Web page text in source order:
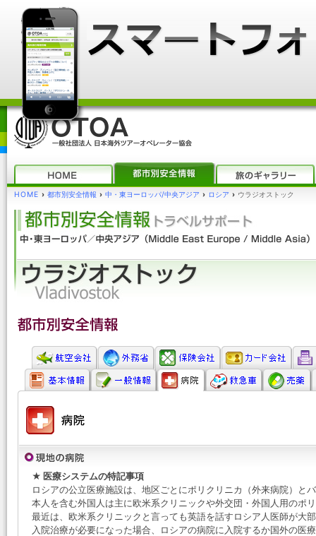
HOME › 都市別安全情報 › 中・東ヨーロッパ/中央アジア › ロシア › ウラジオストック
★ 医療システムの特記事項
ロシアの公立医療施設は、地区ごとにポリクリニカ（外来病院）と
本人を含む外国人は主に欧米系クリニックや外交団・外国人用のポ
最近は、欧米系クリニックと言っても英語を話すロシア人医師が大
入院治療が必要になった場合、ロシアの病院に入院するか国外の医